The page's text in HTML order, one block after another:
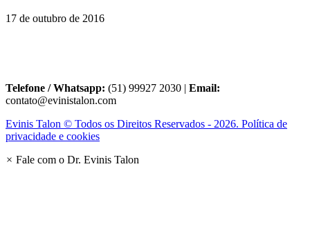
17 de outubro de 2016
Telefone / Whatsapp: (51) 99927 2030 | Email:
contato@evinistalon.com
Evinis Talon © Todos os Direitos Reservados - 2026. Política de
privacidade e cookies
× Fale com o Dr. Evinis Talon